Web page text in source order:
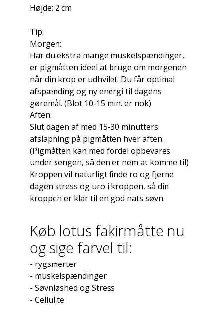
Højde: 2 cm
Tip:
Morgen:
Har du ekstra mange muskelspændinger,
er pigmåtten ideel at bruge om morgenen
når din krop er udhvilet. Du får optimal
afspænding og ny energi til dagens
gøremål. (Blot 10-15 min. er nok)
Aften:
Slut dagen af med 15-30 minutters
afslapning på pigmåtten hver aften.
(Pigmåtten kan med fordel opbevares
under sengen, så den er nem at komme til)
Kroppen vil naturligt finde ro og fjerne
dagen stress og uro i kroppen, så din
kroppen er klar til en god nats søvn.
Køb lotus fakirmåtte nu
og sige farvel til:
- rygsmerter
- muskelspændinger
- Søvnløshed og Stress
- Cellulite